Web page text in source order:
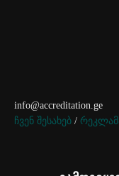
info@accreditation.ge
ჩვენ შესახებ /